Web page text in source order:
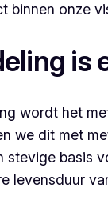
binnen onze
is
wordt het
we dit met
stevige basis
levensduur